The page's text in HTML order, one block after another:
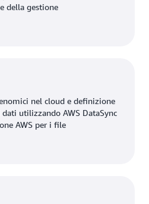
della gestione
nel cloud e definizione
utilizzando AWS DataSync
AWS per i file